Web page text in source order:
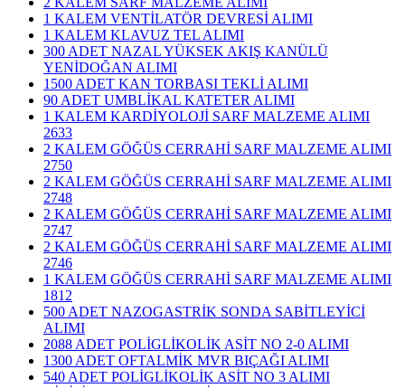
1 KALEM VENTİLATÖR DEVRESİ ALIMI
1 KALEM KLAVUZ TEL ALIMI
300 ADET NAZAL YÜKSEK AKIŞ KANÜLÜ
YENİDOĞAN ALIMI
1500 ADET KAN TORBASI TEKLİ ALIMI
90 ADET UMBLİKAL KATETER ALIMI
1 KALEM KARDİYOLOJİ SARF MALZEME ALIMI
2633
2 KALEM GÖĞÜS CERRAHİ SARF MALZEME ALIMI
2750
2 KALEM GÖĞÜS CERRAHİ SARF MALZEME ALIMI
2748
2 KALEM GÖĞÜS CERRAHİ SARF MALZEME ALIMI
2747
2 KALEM GÖĞÜS CERRAHİ SARF MALZEME ALIMI
2746
1 KALEM GÖĞÜS CERRAHİ SARF MALZEME ALIMI
1812
500 ADET NAZOGASTRİK SONDA SABİTLEYİCİ
ALIMI
2088 ADET POLİGLİKOLİK ASİT NO 2-0 ALIMI
1300 ADET OFTALMİK MVR BIÇAĞI ALIMI
540 ADET POLİGLİKOLİK ASİT NO 3 ALIMI